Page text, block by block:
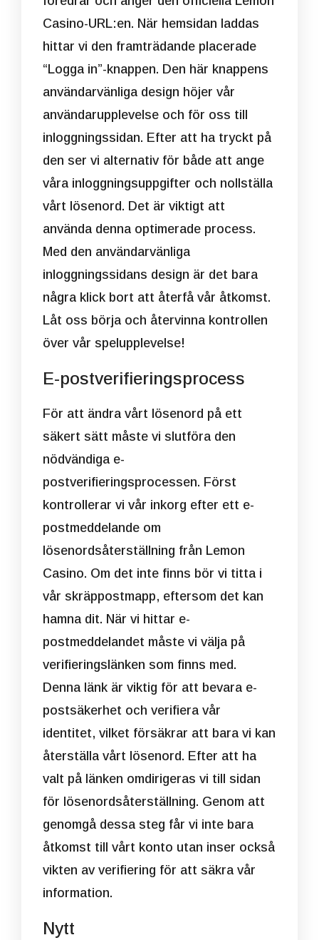
Casino-URL:en. När hemsidan laddas
hittar vi den framträdande placerade
“Logga in”-knappen. Den här knappens
användarvänliga design höjer vår
användarupplevelse och för oss till
inloggningssidan. Efter att ha tryckt på
den ser vi alternativ för både att ange
våra inloggningsuppgifter och nollställa
vårt lösenord. Det är viktigt att
använda denna optimerade process.
Med den användarvänliga
inloggningssidans design är det bara
några klick bort att återfå vår åtkomst.
Låt oss börja och återvinna kontrollen
över vår spelupplevelse!
E-postverifieringsprocess
För att ändra vårt lösenord på ett
säkert sätt måste vi slutföra den
nödvändiga e-
postverifieringsprocessen. Först
kontrollerar vi vår inkorg efter ett e-
postmeddelande om
lösenordsåterställning från Lemon
Casino. Om det inte finns bör vi titta i
vår skräppostmapp, eftersom det kan
hamna dit. När vi hittar e-
postmeddelandet måste vi välja på
verifieringslänken som finns med.
Denna länk är viktig för att bevara e-
postsäkerhet och verifiera vår
identitet, vilket försäkrar att bara vi kan
återställa vårt lösenord. Efter att ha
valt på länken omdirigeras vi till sidan
för lösenordsåterställning. Genom att
genomgå dessa steg får vi inte bara
åtkomst till vårt konto utan inser också
vikten av verifiering för att säkra vår
information.
Nytt